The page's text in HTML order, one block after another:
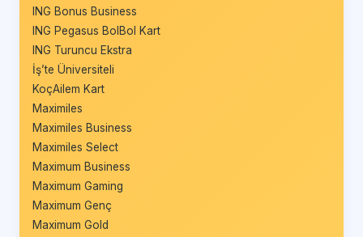
ING Bonus Business
ING Pegasus BolBol Kart
ING Turuncu Ekstra
İş’te Üniversiteli
KoçAilem Kart
Maximiles
Maximiles Business
Maximiles Select
Maximum Business
Maximum Gaming
Maximum Genç
Maximum Gold